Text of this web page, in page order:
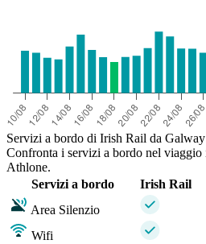
Servizi a bordo di Irish Rail da
Confronta i servizi a bordo nel viaggio
Athlone.
Servizi a bordo
Irish Rail
Area Silenzio
Wifi